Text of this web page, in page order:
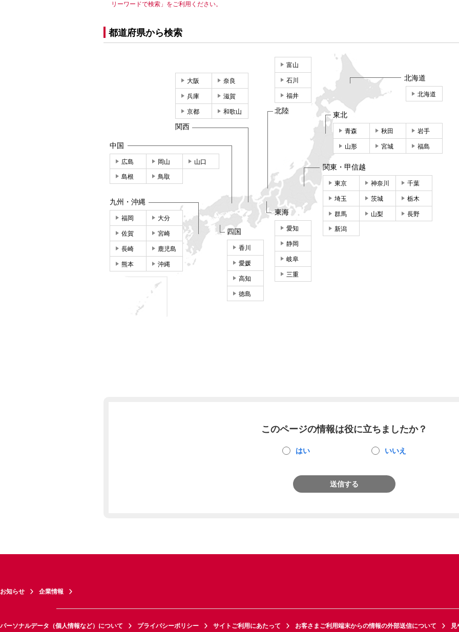
リーワードで検索」をご利用ください。
都道府県から検索
北海道
北海道
東北
青森 秋田 岩手
山形 宮城 福島
関東・甲信越
東京 神奈川 千葉
埼玉 茨城 栃木
群馬 山梨 長野
新潟
東海
愛知
静岡
岐阜
三重
富山
石川
福井
北陸
大阪 奈良
兵庫 滋賀
京都 和歌山
関西
中国
広島 岡山 山口
島根 鳥取
四国
香川
愛媛
高知
徳島
九州・沖縄
福岡 大分
佐賀 宮崎
長崎 鹿児島
熊本 沖縄
このページの情報は役に立ちましたか？
はい いいえ
送信する
お知らせ 企業情報
パーソナルデータ（個人情報など）について プライバシーポリシー サイトご利用にあたって お客さまご利用端末からの情報の外部送信について 見